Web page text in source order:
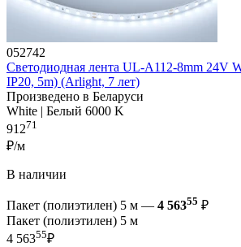
052742
Светодиодная лента UL-A112-8mm 24V
IP20, 5m) (Arlight, 7 лет)
Произведено в Беларуси
White | Белый 6000 K
91271
₽/м
В наличии
Пакет (полиэтилен) 5 м — 4 56355 ₽
Пакет (полиэтилен) 5 м
4 56355₽